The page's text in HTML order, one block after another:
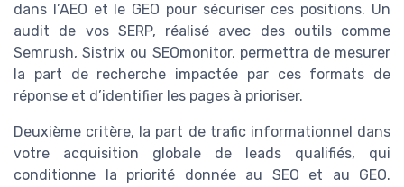
dans l’AEO et le GEO pour sécuriser ces positions. Un
audit de vos SERP, réalisé avec des outils comme
Semrush, Sistrix ou SEOmonitor, permettra de mesurer
la part de recherche impactée par ces formats de
réponse et d’identifier les pages à prioriser.
Deuxième critère, la part de trafic informationnel dans
votre acquisition globale de leads qualifiés, qui
conditionne la priorité donnée au SEO et au GEO.